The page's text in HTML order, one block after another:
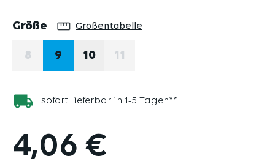
Größe auswählen
Größentabelle
8
(DIESE OPTION IST ZURZEIT NICHT VERFÜGBAR.)
9 10 11
(DIESE OPTION IST ZURZEIT
sofort lieferbar in 1-5 Tagen**
4,06 €